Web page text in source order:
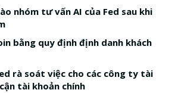
nhóm tư vấn AI của Fed sau khi
bằng quy định định danh khách
rà soát việc cho các công ty tài
tài khoản chính